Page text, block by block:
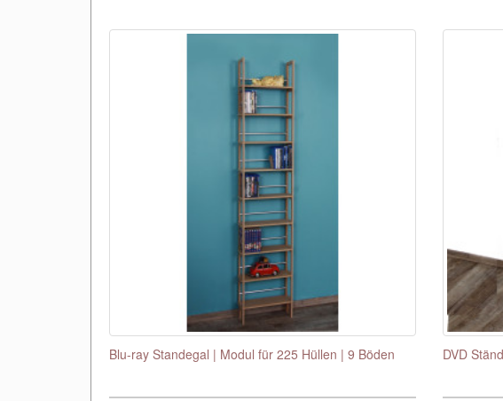
Blu-ray Standegal | Modul für 225 Hüllen | 9 Böden DVD